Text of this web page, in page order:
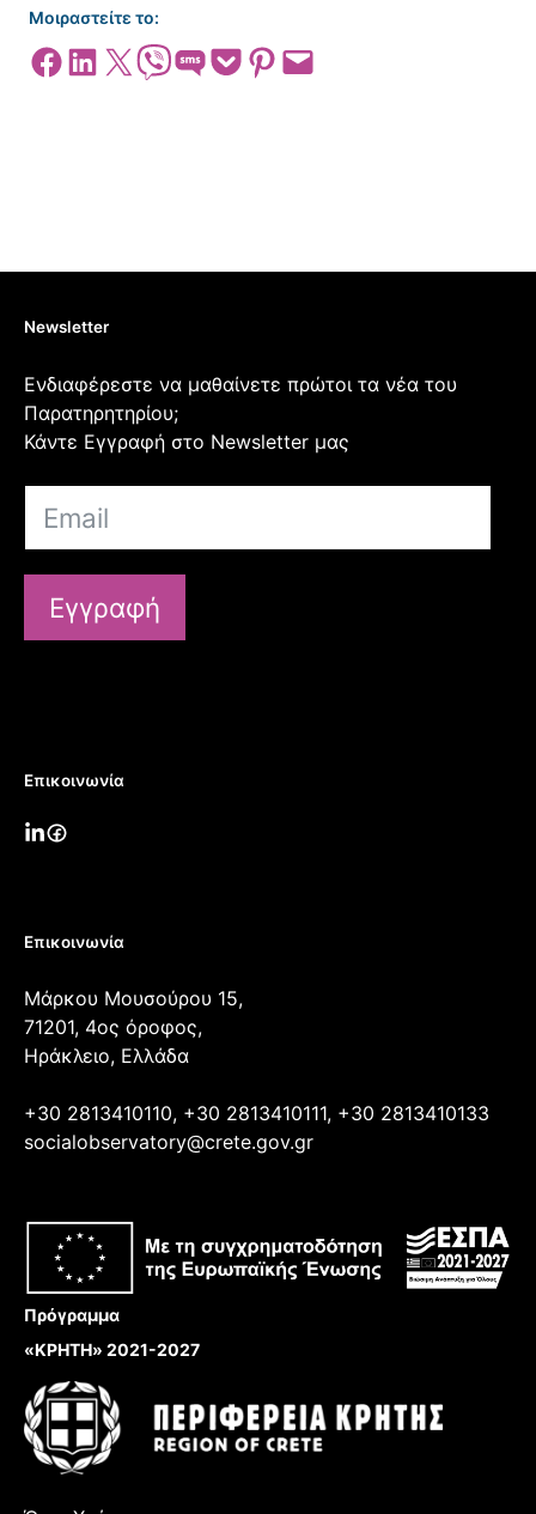
Μοιραστείτε το:
Share on Facebook
Share on LinkedIn
Share on X Share on ViberShare on SMSShare on Pocket
Share on Pinterest
Email this Page
Newsletter
Ενδιαφέρεστε να μαθαίνετε πρώτοι τα νέα του
Παρατηρητηρίου;
Κάντε Εγγραφή στο Newsletter μας
Εγγραφή
Επικοινωνία
Επικοινωνία
Μάρκου Μουσούρου 15,
71201, 4ος όροφος,
Ηράκλειο, Ελλάδα
+30 2813410110, +30 2813410111, +30 2813410133
socialobservatory@crete.gov.gr
Πρόγραμμα
«ΚΡΗΤΗ» 2021-2027